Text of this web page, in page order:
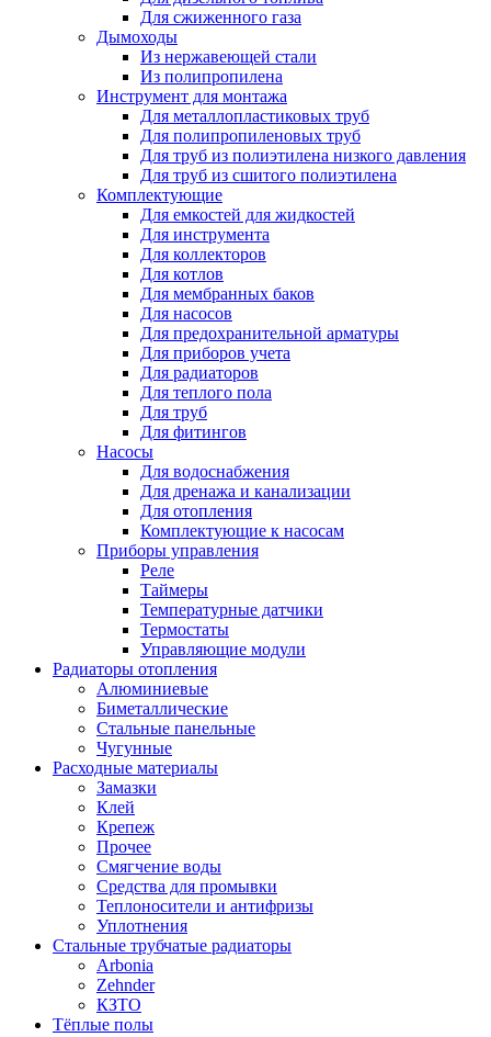
Для сжиженного газа
Дымоходы
Из нержавеющей стали
Из полипропилена
Инструмент для монтажа
Для металлопластиковых труб
Для полипропиленовых труб
Для труб из полиэтилена низкого давления
Для труб из сшитого полиэтилена
Комплектующие
Для емкостей для жидкостей
Для инструмента
Для коллекторов
Для котлов
Для мембранных баков
Для насосов
Для предохранительной арматуры
Для приборов учета
Для радиаторов
Для теплого пола
Для труб
Для фитингов
Насосы
Для водоснабжения
Для дренажа и канализации
Для отопления
Комплектующие к насосам
Приборы управления
Реле
Таймеры
Температурные датчики
Термостаты
Управляющие модули
Радиаторы отопления
Алюминиевые
Биметаллические
Стальные панельные
Чугунные
Расходные материалы
Замазки
Клей
Крепеж
Прочее
Смягчение воды
Средства для промывки
Теплоносители и антифризы
Уплотнения
Стальные трубчатые радиаторы
Arbonia
Zehnder
КЗТО
Тёплые полы